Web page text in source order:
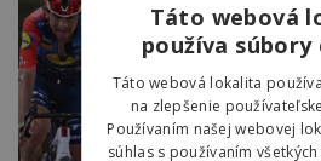
Táto webová
používa súbory
Táto webová lokalita
na zlepšenie
Používaním našej webovej
súhlas s používaním